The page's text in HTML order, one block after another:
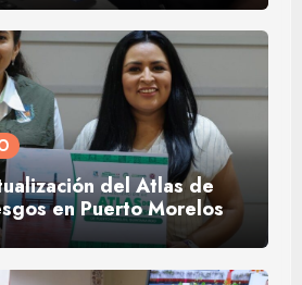
del Atlas de
en Puerto Morelos